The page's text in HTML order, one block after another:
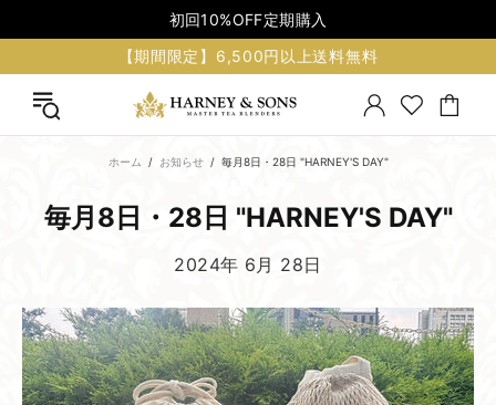
初回10%OFF定期購入
【期間限定】6,500円以上送料無料
ホーム お知らせ 毎月8日・28日 "HARNEY'S DAY"
毎月​8日・28日 "HARNEY'S DAY"
2024年 6月 28日